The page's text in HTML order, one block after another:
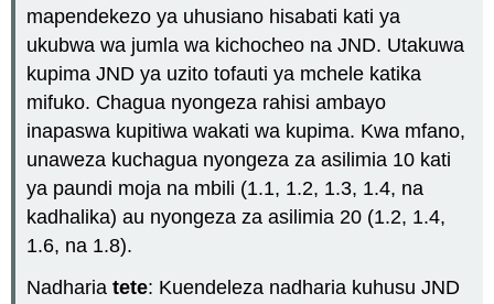
mapendekezo ya uhusiano hisabati kati ya
ukubwa wa jumla wa kichocheo na JND. Utakuwa
kupima JND ya uzito tofauti ya mchele katika
mifuko. Chagua nyongeza rahisi ambayo
inapaswa kupitiwa wakati wa kupima. Kwa mfano,
unaweza kuchagua nyongeza za asilimia 10 kati
ya paundi moja na mbili (1.1, 1.2, 1.3, 1.4, na
kadhalika) au nyongeza za asilimia 20 (1.2, 1.4,
1.6, na 1.8).
Nadhariatete: Kuendeleza nadharia kuhusu JND